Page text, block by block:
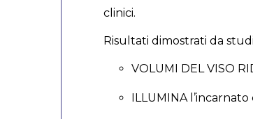
clinici.
Risultati dimostrati da
VOLUMI DEL VISO
ILLUMINA l’incarnato